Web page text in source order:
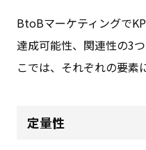
BtoBマーケティングで
達成可能性、関連性の3
こでは、それぞれの要素
定量性